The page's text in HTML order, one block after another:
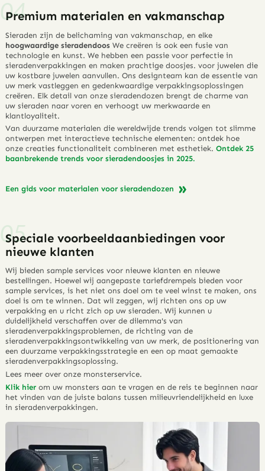
Premium materialen en vakmanschap
Sieraden zijn de belichaming van vakmanschap, en elke
hoogwaardige sieradendoos We creëren is ook een fusie van
technologie en kunst. We hebben een passie voor perfectie in
sieradenverpakkingen en maken prachtige doosjes.voor juwelendie
uw kostbare juwelen aanvullen. Ons designteam kan de essentie van
uw merk vastleggen en gedenkwaardige verpakkingsoplossingen
creëren. Elk detail van onze sieradendozen brengt de charme van
uw sieraden naar voren en verhoogt uw merkwaarde en
klantloyaliteit.
Van duurzame materialen die wereldwijde trends volgen tot slimme
ontwerpen met interactieve technische elementen: ontdek hoe
onze creaties functionaliteit combineren met esthetiek.Ontdek 25
baanbrekende trends voor sieradendoosjes in 2025.
Een gids voor materialen voor sieradendozen
Speciale voorbeeldaanbiedingen voor
nieuwe klanten
Wij bieden sample services voor nieuwe klanten en nieuwe
bestellingen. Hoewel wij aangepaste tariefdrempels bieden voor
sample services, is het niet ons doel om te veel winst te maken, ons
doel is om te winnen. Dat wil zeggen, wij richten ons op uw
verpakking en u richt zich op uw sieraden. Wij kunnen u
duidelijkheid verschaffen over de dilemma's van
sieradenverpakkingsproblemen, de richting van de
sieradenverpakkingsontwikkeling van uw merk, de positionering van
een duurzame verpakkingsstrategie en een op maat gemaakte
sieradenverpakkingsoplossing.
Lees meer over onze monsterservice.
Klik hier om uw monsters aan te vragen en de reis te beginnen naar
het vinden van de juiste balans tussen milieuvriendelijkheid en luxe
in sieradenverpakkingen.